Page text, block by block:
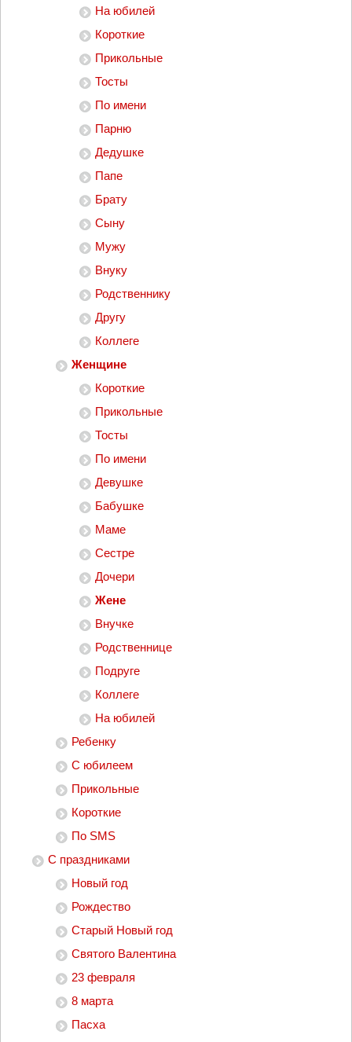
На юбилей
Короткие
Прикольные
Тосты
По имени
Парню
Дедушке
Папе
Брату
Сыну
Мужу
Внуку
Родственнику
Другу
Коллеге
Женщине
Короткие
Прикольные
Тосты
По имени
Девушке
Бабушке
Маме
Сестре
Дочери
Жене
Внучке
Родственнице
Подруге
Коллеге
На юбилей
Ребенку
С юбилеем
Прикольные
Короткие
По SMS
С праздниками
Новый год
Рождество
Старый Новый год
Святого Валентина
23 февраля
8 марта
Пасха